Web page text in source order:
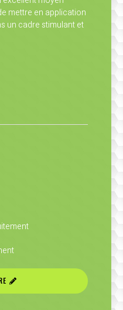
mettre en application
un cadre stimulant et